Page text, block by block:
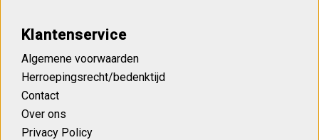
Klantenservice
Algemene voorwaarden
Herroepingsrecht/bedenktijd
Contact
Over ons
Privacy Policy